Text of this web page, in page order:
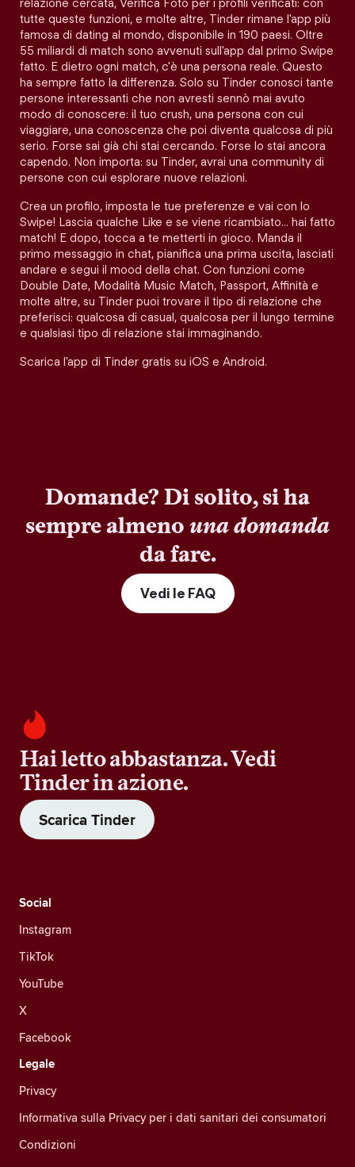
relazione cercata, Verifica Foto per i profili verificati: con
tutte queste funzioni, e molte altre, Tinder rimane l'app più
famosa di dating al mondo, disponibile in 190 paesi. Oltre
55 miliardi di match sono avvenuti sull'app dal primo Swipe
fatto. E dietro ogni match, c'è una persona reale. Questo
ha sempre fatto la differenza. Solo su Tinder conosci tante
persone interessanti che non avresti sennò mai avuto
modo di conoscere: il tuo crush, una persona con cui
viaggiare, una conoscenza che poi diventa qualcosa di più
serio. Forse sai già chi stai cercando. Forse lo stai ancora
capendo. Non importa: su Tinder, avrai una community di
persone con cui esplorare nuove relazioni.
Crea un profilo, imposta le tue preferenze e vai con lo
Swipe! Lascia qualche Like e se viene ricambiato… hai fatto
match! E dopo, tocca a te metterti in gioco. Manda il
primo messaggio in chat, pianifica una prima uscita, lasciati
andare e segui il mood della chat. Con funzioni come
Double Date, Modalità Music Match, Passport, Affinità e
molte altre, su Tinder puoi trovare il tipo di relazione che
preferisci: qualcosa di casual, qualcosa per il lungo termine
e qualsiasi tipo di relazione stai immaginando.
Scarica l'app di Tinder gratis su iOS e Android.
Domande? Di solito, si ha
sempre almeno una domanda
da fare.
Vedi le FAQ
Hai letto abbastanza. Vedi
Tinder in azione.
Scarica Tinder
Social
Instagram
TikTok
YouTube
X
Facebook
Legale
Privacy
Informativa sulla Privacy per i dati sanitari dei consumatori
Condizioni